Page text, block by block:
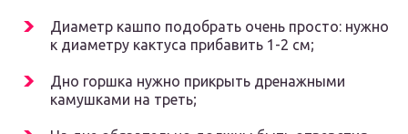
Диаметр кашпо подобрать очень просто: нужно
к диаметру кактуса прибавить 1-2 см;
Дно горшка нужно прикрыть дренажными
камушками на треть;